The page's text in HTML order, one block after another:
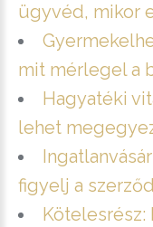
ügyvéd, mikor
mit mérlegel a
Hagyatéki
lehet
figyelj a
Kötelesrész: